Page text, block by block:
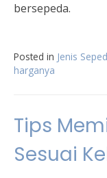
bersepeda.
Posted in Jenis
harganya
Tips
Sesuai